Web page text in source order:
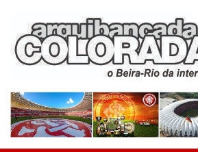
content
Arquibancada